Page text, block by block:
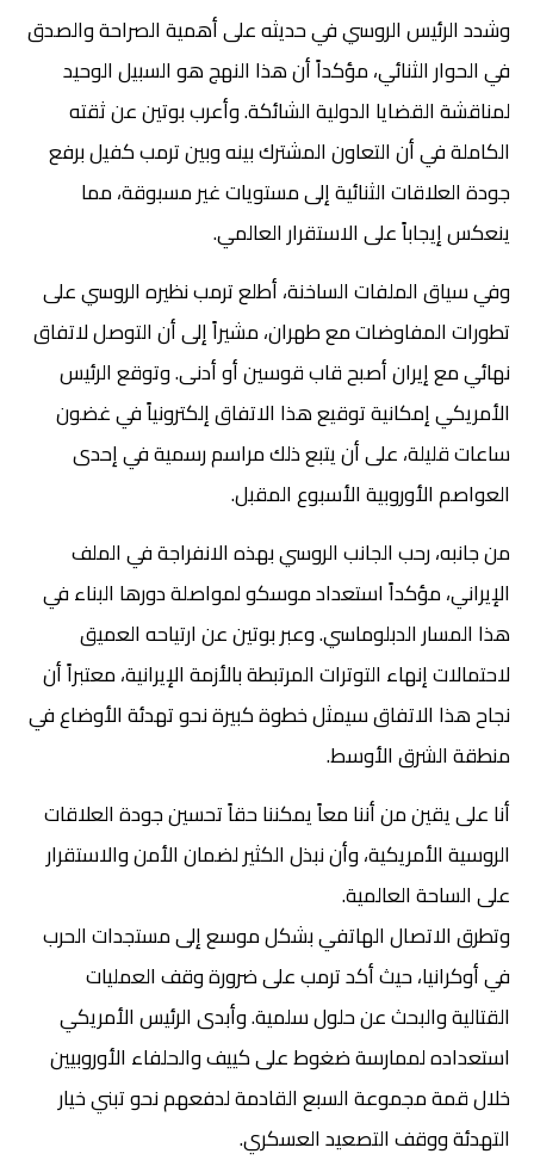
وشدد الرئيس الروسي في حديثه على أهمية الصراحة والصدق
في الحوار الثنائي، مؤكداً أن هذا النهج هو السبيل الوحيد
لمناقشة القضايا الدولية الشائكة. وأعرب بوتين عن ثقته
الكاملة في أن التعاون المشترك بينه وبين ترمب كفيل برفع
جودة العلاقات الثنائية إلى مستويات غير مسبوقة، مما
ينعكس إيجاباً على الاستقرار العالمي.
وفي سياق الملفات الساخنة، أطلع ترمب نظيره الروسي على
تطورات المفاوضات مع طهران، مشيراً إلى أن التوصل لاتفاق
نهائي مع إيران أصبح قاب قوسين أو أدنى. وتوقع الرئيس
الأمريكي إمكانية توقيع هذا الاتفاق إلكترونياً في غضون
ساعات قليلة، على أن يتبع ذلك مراسم رسمية في إحدى
العواصم الأوروبية الأسبوع المقبل.
من جانبه، رحب الجانب الروسي بهذه الانفراجة في الملف
الإيراني، مؤكداً استعداد موسكو لمواصلة دورها البناء في
هذا المسار الدبلوماسي. وعبر بوتين عن ارتياحه العميق
لاحتمالات إنهاء التوترات المرتبطة بالأزمة الإيرانية، معتبراً أن
نجاح هذا الاتفاق سيمثل خطوة كبيرة نحو تهدئة الأوضاع في
منطقة الشرق الأوسط.
أنا على يقين من أننا معاً يمكننا حقاً تحسين جودة العلاقات
الروسية الأمريكية، وأن نبذل الكثير لضمان الأمن والاستقرار
على الساحة العالمية.
وتطرق الاتصال الهاتفي بشكل موسع إلى مستجدات الحرب
في أوكرانيا، حيث أكد ترمب على ضرورة وقف العمليات
القتالية والبحث عن حلول سلمية. وأبدى الرئيس الأمريكي
استعداده لممارسة ضغوط على كييف والحلفاء الأوروبيين
خلال قمة مجموعة السبع القادمة لدفعهم نحو تبني خيار
التهدئة ووقف التصعيد العسكري.